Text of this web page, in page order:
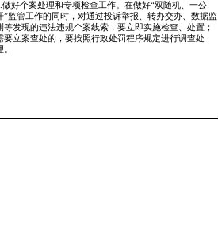
做好个案处理和专项检查工作。在做好“双随机、一公
”监管工作的同时，对通过投诉举报、转办交办、数据监
等发现的违法违规个案线索，要立即实施检查、处置；
要立案查处的，要按照行政处罚程序规定进行调查处
。